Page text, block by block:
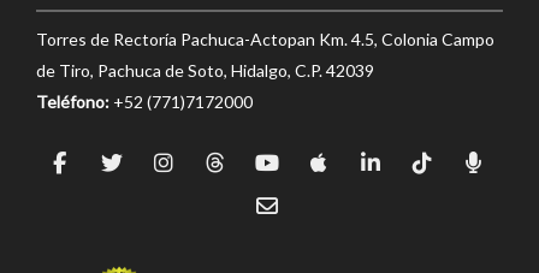
Torres de Rectoría Pachuca-Actopan Km. 4.5, Colonia Campo
de Tiro, Pachuca de Soto, Hidalgo, C.P. 42039
Teléfono: +52 (771)7172000